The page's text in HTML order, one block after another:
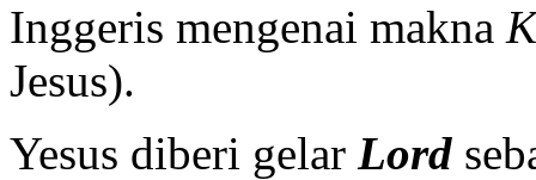
Inggeris mengenai makna
Jesus).
Yesus diberi gelar Lord